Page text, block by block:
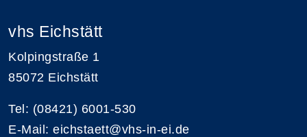
vhs Eichstätt
Kolpingstraße 1
85072 Eichstätt
Tel: (08421) 6001-530
E-Mail: eichstaett@vhs-in-ei.de